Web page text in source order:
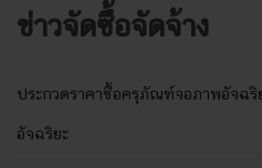
ข่าวจัดซื้อจัดจ้าง
ประกวดราคาซื้อครุภัณฑ์จอภาพอัจฉ
อัจฉริยะ